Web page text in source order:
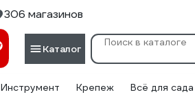
306 магазинов
Каталог
Инструмент Крепеж Всё для сада